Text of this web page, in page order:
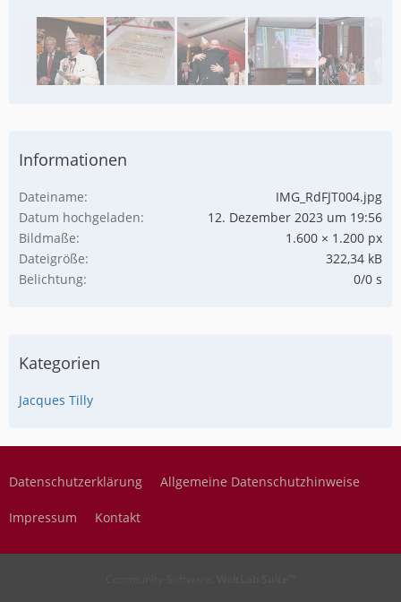
Informationen
Dateiname
IMG_RdFJT004.jpg
Datum hochgeladen
12. Dezember 2023 um 19:56
Bildmaße
1.600 × 1.200 px
Dateigröße
322,34 kB
Belichtung
0/0 s
Kategorien
Jacques Tilly
Datenschutzerklärung Allgemeine Datenschutzhinweise
Impressum Kontakt